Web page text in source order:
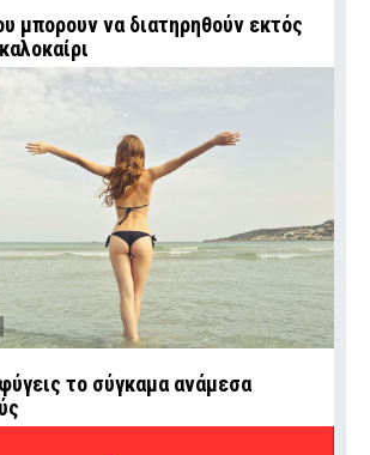
μπορουν να διατηρηθούν εκτός
το σύγκαμα ανάμεσα